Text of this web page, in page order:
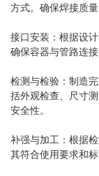
方式。确保焊接质
接口安装：根据设
确保容器与管路连
检测与检验：制造
括外观检查、尺寸
安全性。
补强与加工：根据
其符合使用要求和标